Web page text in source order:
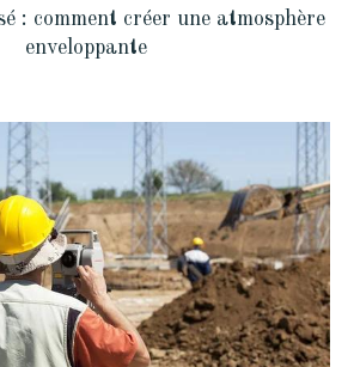
: comment créer une atmosphère
enveloppante